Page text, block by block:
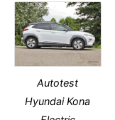
Autotest
Hyundai Kona